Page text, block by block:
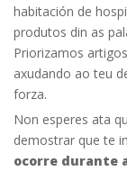
habitación de
produtos din as
Priorizamos
axudando ao teu
forza.
Non esperes ata
demostrar que te
ocorre durante